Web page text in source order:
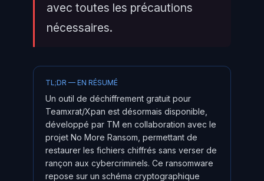
avec toutes les précautions
nécessaires.
TL;DR — EN RÉSUMÉ
Un outil de déchiffrement gratuit pour
Teamxrat/Xpan est désormais disponible,
développé par TM en collaboration avec le
projet No More Ransom, permettant de
restaurer les fichiers chiffrés sans verser de
rançon aux cybercriminels. Ce ransomware
repose sur un schéma cryptographique